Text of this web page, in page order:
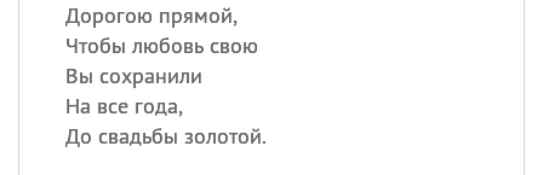
Дорогою прямой,
Чтобы любовь свою
Вы сохранили
На все года,
До свадьбы золотой.